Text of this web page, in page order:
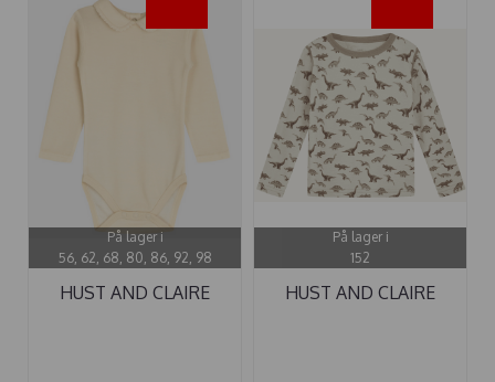
På lager i
56, 62, 68, 80, 86, 92, 98
HUST AND CLAIRE
På lager i
152
HUST AND CLAIRE